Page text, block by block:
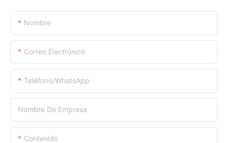
Nombre
Correo Electrónico
Teléfono/WhatsApp
Nombre De Empresa
Contenido